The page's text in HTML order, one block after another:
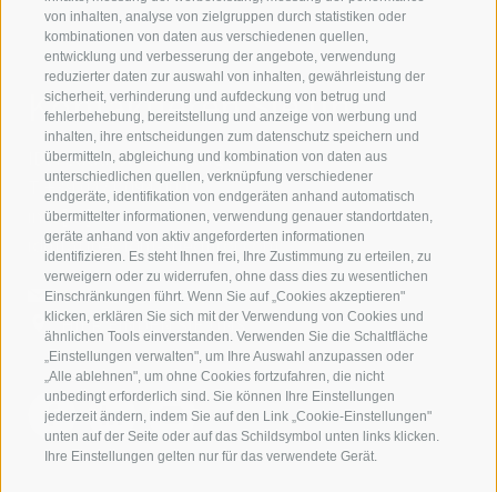
von inhalten, analyse von zielgruppen durch statistiken oder
kombinationen von daten aus verschiedenen quellen,
entwicklung und verbesserung der angebote, verwendung
reduzierter daten zur auswahl von inhalten, gewährleistung der
sicherheit, verhinderung und aufdeckung von betrug und
fehlerbehebung, bereitstellung und anzeige von werbung und
inhalten, ihre entscheidungen zum datenschutz speichern und
übermitteln, abgleichung und kombination von daten aus
unterschiedlichen quellen, verknüpfung verschiedener
endgeräte, identifikation von endgeräten anhand automatisch
übermittelter informationen, verwendung genauer standortdaten,
geräte anhand von aktiv angeforderten informationen
identifizieren. Es steht Ihnen frei, Ihre Zustimmung zu erteilen, zu
verweigern oder zu widerrufen, ohne dass dies zu wesentlichen
Einschränkungen führt. Wenn Sie auf „Cookies akzeptieren"
klicken, erklären Sie sich mit der Verwendung von Cookies und
ähnlichen Tools einverstanden. Verwenden Sie die Schaltfläche
„Einstellungen verwalten", um Ihre Auswahl anzupassen oder
„Alle ablehnen", um ohne Cookies fortzufahren, die nicht
unbedingt erforderlich sind. Sie können Ihre Einstellungen
jederzeit ändern, indem Sie auf den Link „Cookie-Einstellungen"
unten auf der Seite oder auf das Schildsymbol unten links klicken.
Ihre Einstellungen gelten nur für das verwendete Gerät.
Kontaktieren Sie uns
IDM Südtirol - Alto Adige
+39 0471 094 000
info[at]idm-suedtirol.com
idm[at]pec.idm-suedtirol.com
SCHREIBEN SIE UNS!
HIER FINDEN SIE UNS